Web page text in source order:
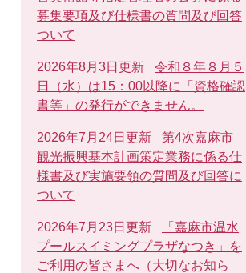
募集要項及び仕様書の質問及び回答
ついて
2026年8月3日更新
令和８年８月５
日（水）は15：00以降に「資格確認
書等」の発行ができません。
2026年7月24日更新
第4次嘉麻市
観光振興基本計画策定業務に係る仕
様書及び実施要領の質問及び回答に
ついて
2026年7月23日更新
「嘉麻市温水
プールスイミングプラザなつき」を
ご利用の皆さまへ（大切なお知ら